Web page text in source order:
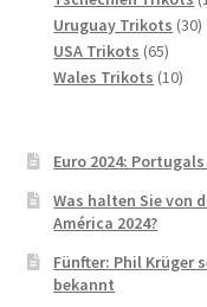
Uruguay Trikots 3030
USA Trikots 6565
Wales Trikots 1010
Euro 2024:
Was halten Sie von
América 2024?
Fünfter: Phil Krüger
bekannt